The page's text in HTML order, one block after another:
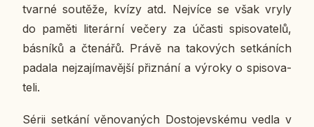
tvar­né sou­tě­že, kvízy atd. Nej­ví­ce se však vryly
do paměti li­te­rár­ní večery za účasti spi­so­va­te­lů,
bás­ní­ků a čte­ná­řů. Právě na ta­ko­vých se­tká­ních
padala nej­za­jí­ma­věj­ší při­zná­ní a výroky o spi­so­va­
te­li.
Sérii se­tká­ní vě­no­va­ných Do­sto­jev­ské­mu vedla v